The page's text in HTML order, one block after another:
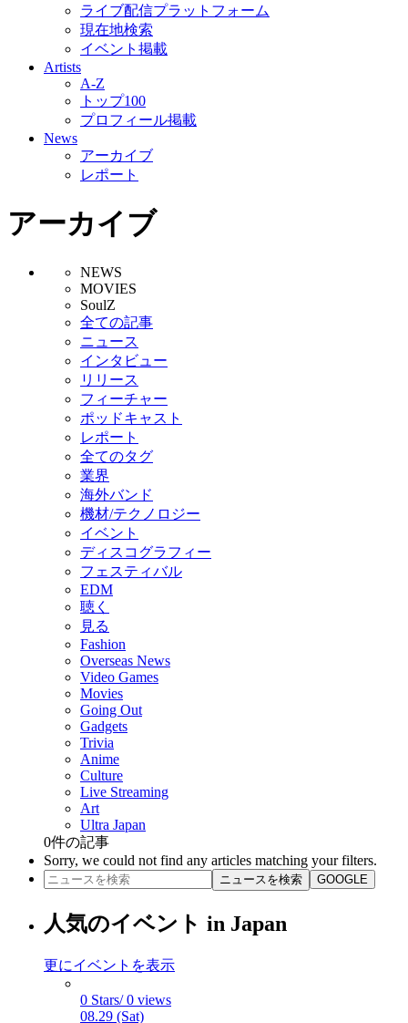
ライブ配信プラットフォーム
現在地検索
イベント掲載
Artists
A-Z
トップ100
プロフィール掲載
News
アーカイブ
レポート
アーカイブ
NEWS
MOVIES
SoulZ
全ての記事
ニュース
インタビュー
リリース
フィーチャー
ポッドキャスト
レポート
全てのタグ
業界
海外バンド
機材/テクノロジー
イベント
ディスコグラフィー
フェスティバル
EDM
聴く
見る
Fashion
Overseas News
Video Games
Movies
Going Out
Gadgets
Trivia
Anime
Culture
Live Streaming
Art
Ultra Japan
0件の記事
Sorry, we could not find any articles matching your filters.
ニュースを検索 GOOGLE
人気のイベント in Japan
更にイベントを表示
0 Stars/ 0 views
08.29 (Sat)